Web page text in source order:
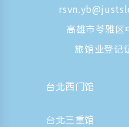
高雄市苓雅区
旅馆业登记
台北西门馆
台北三重馆